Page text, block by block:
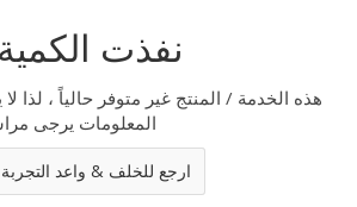
نفذت الكمية
هذه الخدمة / المنتج غير متوفر حالياً ، لذا
المعلومات يرجى
« ارجع للخلف & واعد التجربة